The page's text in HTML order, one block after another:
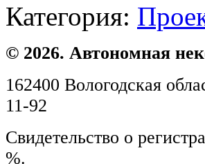
Категория:
© 2026. Автономная
162400 Вологодская
11-92
Свидетельство о
%.